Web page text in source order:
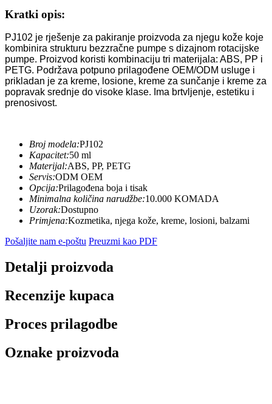
Kratki opis:
PJ102 je rješenje za pakiranje proizvoda za njegu kože koje
kombinira strukturu bezzračne pumpe s dizajnom rotacijske
pumpe. Proizvod koristi kombinaciju tri materijala: ABS, PP i
PETG. Podržava potpuno prilagođene OEM/ODM usluge i
prikladan je za kreme, losione, kreme za sunčanje i kreme za
popravak srednje do visoke klase. Ima brtvljenje, estetiku i
prenosivost.
Broj modela:PJ102
Kapacitet:50 ml
Materijal:ABS, PP, PETG
Servis:ODM OEM
Opcija:Prilagođena boja i tisak
Minimalna količina narudžbe:10.000 KOMADA
Uzorak:Dostupno
Primjena:Kozmetika, njega kože, kreme, losioni, balzami
Pošaljite nam e-poštu Preuzmi kao PDF
Detalji proizvoda
Recenzije kupaca
Proces prilagodbe
Oznake proizvoda